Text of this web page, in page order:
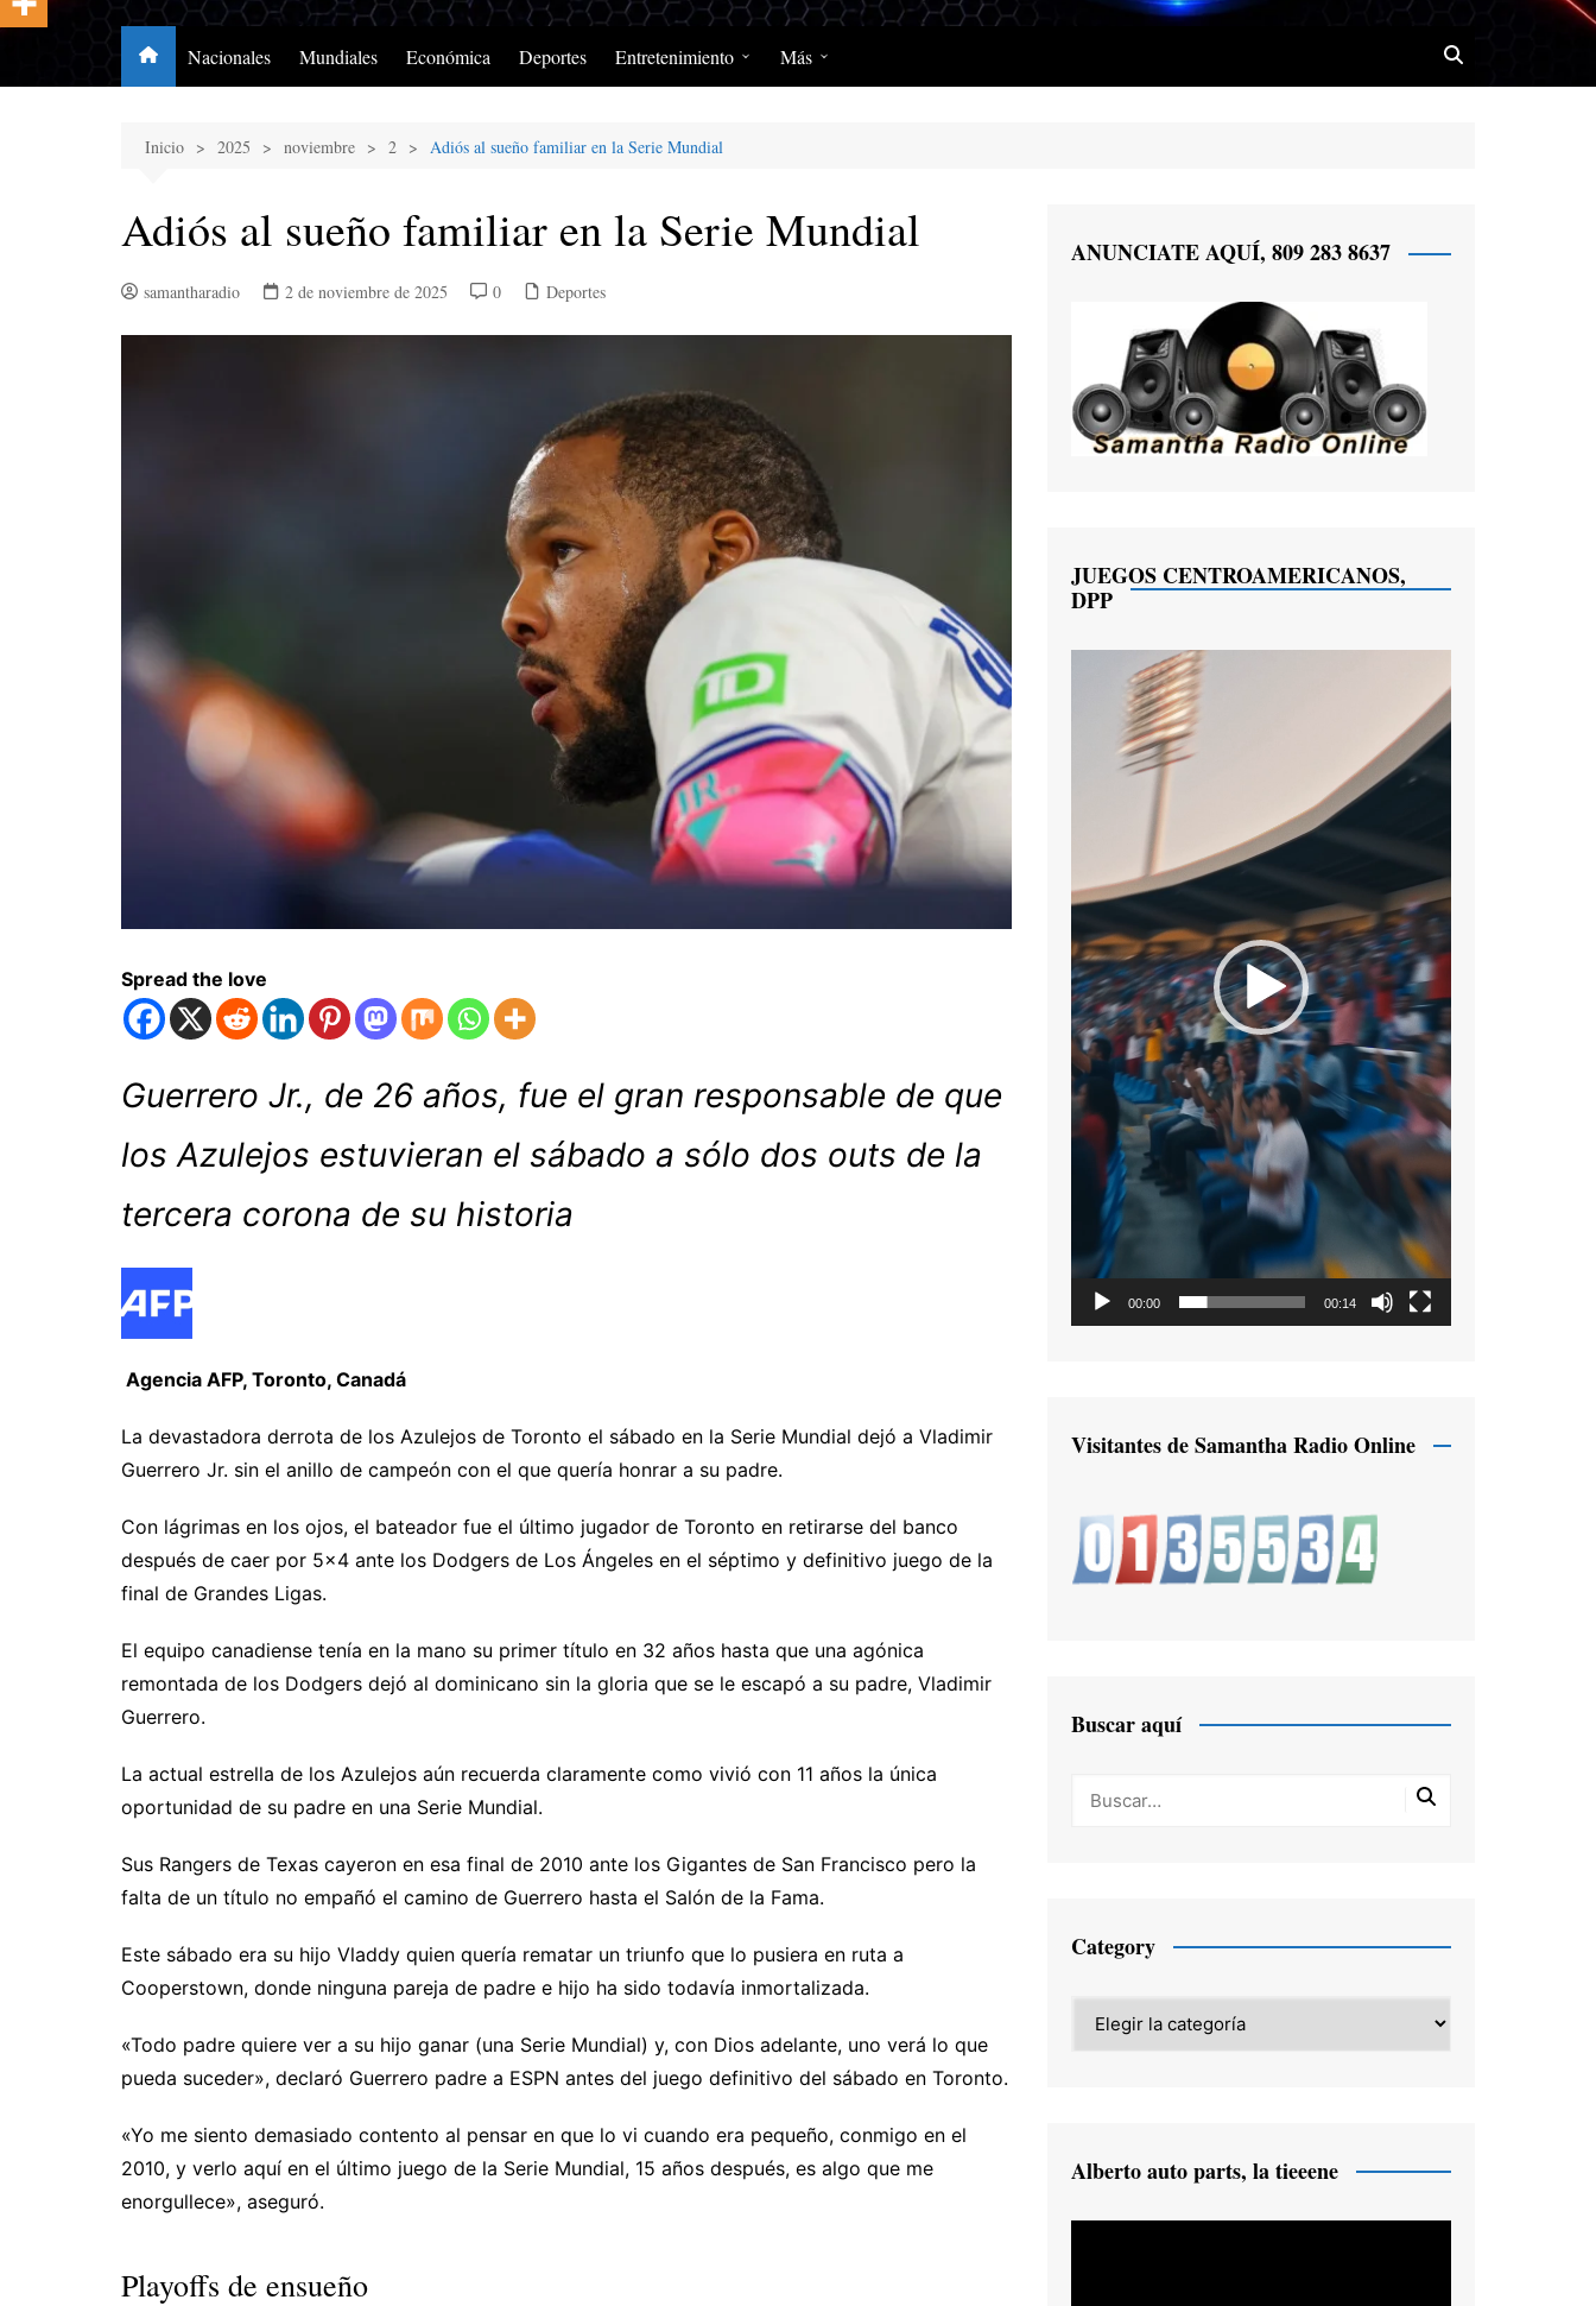
Nacionales Mundiales Económica Deportes Entretenimiento
MerengClásicos
Más
Inicio 2025 noviembre 2 Adiós al sueño familiar en la Serie Mundial
Adiós al sueño familiar en la Serie Mundial
samantharadio 2 de noviembre de 2025 0 Deportes
Spread the love
Guerrero Jr., de 26 años, fue el gran responsable de que
los Azulejos estuvieran el sábado a sólo dos outs de la
tercera corona de su historia
Agencia AFP, Toronto, Canadá
La devastadora derrota de los Azulejos de Toronto el sábado en la Serie Mundial dejó a Vladimir
Guerrero Jr. sin el anillo de campeón con el que quería honrar a su padre.
Con lágrimas en los ojos, el bateador fue el último jugador de Toronto en retirarse del banco
después de caer por 5×4 ante los Dodgers de Los Ángeles en el séptimo y definitivo juego de la
final de Grandes Ligas.
El equipo canadiense tenía en la mano su primer título en 32 años hasta que una agónica
remontada de los Dodgers dejó al dominicano sin la gloria que se le escapó a su padre, Vladimir
Guerrero.
La actual estrella de los Azulejos aún recuerda claramente como vivió con 11 años la única
oportunidad de su padre en una Serie Mundial.
Sus Rangers de Texas cayeron en esa final de 2010 ante los Gigantes de San Francisco pero la
falta de un título no empañó el camino de Guerrero hasta el Salón de la Fama.
Este sábado era su hijo Vladdy quien quería rematar un triunfo que lo pusiera en ruta a
Cooperstown, donde ninguna pareja de padre e hijo ha sido todavía inmortalizada.
«Todo padre quiere ver a su hijo ganar (una Serie Mundial) y, con Dios adelante, uno verá lo que
pueda suceder», declaró Guerrero padre a ESPN antes del juego definitivo del sábado en Toronto.
«Yo me siento demasiado contento al pensar en que lo vi cuando era pequeño, conmigo en el
2010, y verlo aquí en el último juego de la Serie Mundial, 15 años después, es algo que me
enorgullece», aseguró.
Playoffs de ensueño
ANUNCIATE AQUÍ, 809 283 8637
JUEGOS CENTROAMERICANOS,
DPP
Reproductor
00:00 00:14
Visitantes de Samantha Radio Online
Buscar aquí
Category
Alberto auto parts, la tieeene